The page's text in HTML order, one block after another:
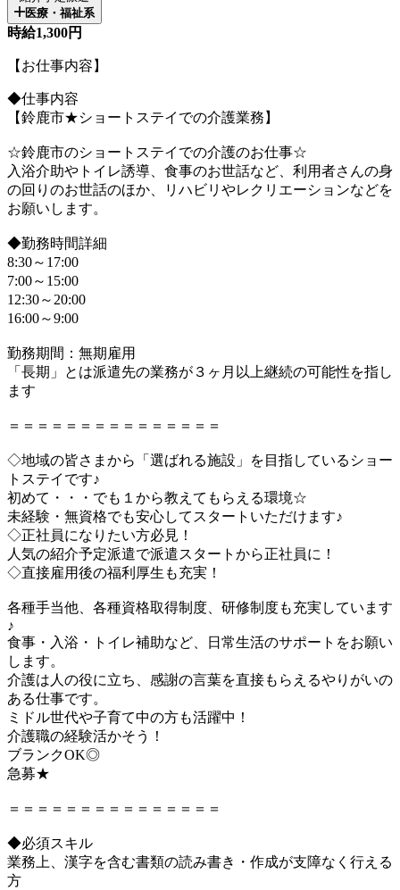
医療・福祉系
時給1,300円
【お仕事内容】
◆仕事内容
【鈴鹿市★ショートステイでの介護業務】
☆鈴鹿市のショートステイでの介護のお仕事☆
入浴介助やトイレ誘導、食事のお世話など、利用者さんの身
の回りのお世話のほか、リハビリやレクリエーションなどを
お願いします。
◆勤務時間詳細
8:30～17:00
7:00～15:00
12:30～20:00
16:00～9:00
勤務期間：無期雇用
「長期」とは派遣先の業務が３ヶ月以上継続の可能性を指し
ます
＝＝＝＝＝＝＝＝＝＝＝＝＝＝＝
◇地域の皆さまから「選ばれる施設」を目指しているショー
トステイです♪
初めて・・・でも１から教えてもらえる環境☆
未経験・無資格でも安心してスタートいただけます♪
◇正社員になりたい方必見！
人気の紹介予定派遣で派遣スタートから正社員に！
◇直接雇用後の福利厚生も充実！
各種手当他、各種資格取得制度、研修制度も充実しています
♪
食事・入浴・トイレ補助など、日常生活のサポートをお願い
します。
介護は人の役に立ち、感謝の言葉を直接もらえるやりがいの
ある仕事です。
ミドル世代や子育て中の方も活躍中！
介護職の経験活かそう！
ブランクOK◎
急募★
＝＝＝＝＝＝＝＝＝＝＝＝＝＝＝
◆必須スキル
業務上、漢字を含む書類の読み書き・作成が支障なく行える
方